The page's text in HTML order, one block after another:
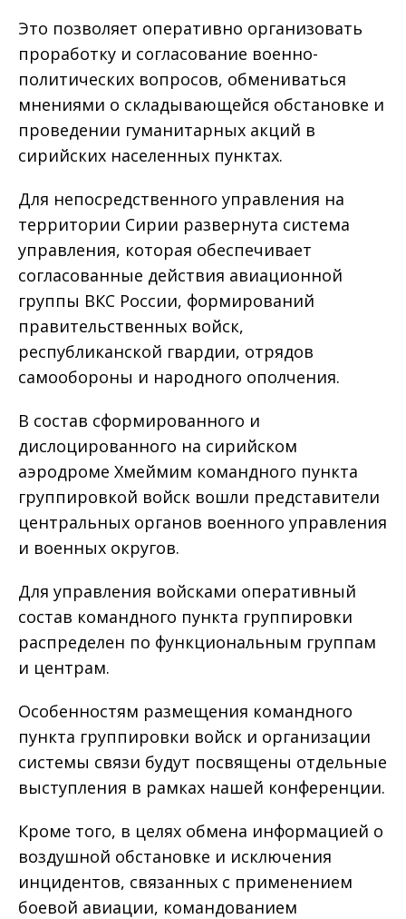
Это позволяет оперативно организовать
проработку и согласование военно-
политических вопросов, обмениваться
мнениями о складывающейся обстановке и
проведении гуманитарных акций в
сирийских населенных пунктах.
Для непосредственного управления на
территории Сирии развернута система
управления, которая обеспечивает
согласованные действия авиационной
группы ВКС России, формирований
правительственных войск,
республиканской гвардии, отрядов
самообороны и народного ополчения.
В состав сформированного и
дислоцированного на сирийском
аэродроме Хмеймим командного пункта
группировкой войск вошли представители
центральных органов военного управления
и военных округов.
Для управления войсками оперативный
состав командного пункта группировки
распределен по функциональным группам
и центрам.
Особенностям размещения командного
пункта группировки войск и организации
системы связи будут посвящены отдельные
выступления в рамках нашей конференции.
Кроме того, в целях обмена информацией о
воздушной обстановке и исключения
инцидентов, связанных с применением
боевой авиации, командованием